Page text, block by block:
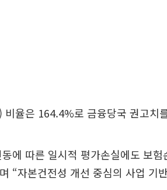
비율은 164.4%로 금융당국 권고치
에 따른 일시적 평가손실에도 보험
“자본건전성 개선 중심의 사업 기